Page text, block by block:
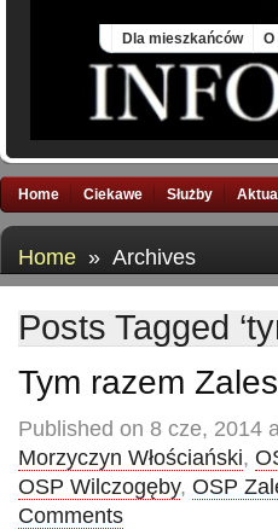
Dla mieszkańców O
Home Ciekawe Służby
Home » Archives
Posts Tagged
Tym razem
Published on 8 cze, 2014
Morzyczyn Włościański,
OSP Wilczogęby, OSP
Comments